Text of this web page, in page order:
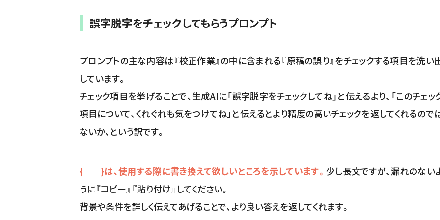
誤字脱字をチェックしてもらうプロンプト
プロンプトの主な内容は『校正作業』の中に含まれる『原稿の誤り』をチェックする項目を洗い
しています。
チェック項目を挙げることで、生成AIに「誤字脱字をチェックしてね」と伝えるより、「このチェッ
項目について、くれぐれも気をつけてね」と伝えるとより精度の高いチェックを返してくれるので
ないか、という訳です。
{ }は、使用する際に書き換えて欲しいところを示しています。 少し長文ですが、漏れのない
うに『コピー』『貼り付け』してください。
背景や条件を詳しく伝えてあげることで、より良い答えを返してくれます。